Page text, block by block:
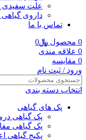
علت سفیدی
داروی گیاهی
تماس با ما
0 محصول ﷼0
0 علاقه مندی
0 مقایسه
ورود / ثبت نام
انتخاب دسته بندی
پک های گیاهی
پک گیاهی
پک گیاهی
پکیج گیاهی